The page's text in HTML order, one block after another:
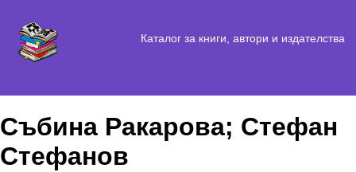
Каталог за книги, автори и издателства
Събина Ракарова; Стефан
Стефанов